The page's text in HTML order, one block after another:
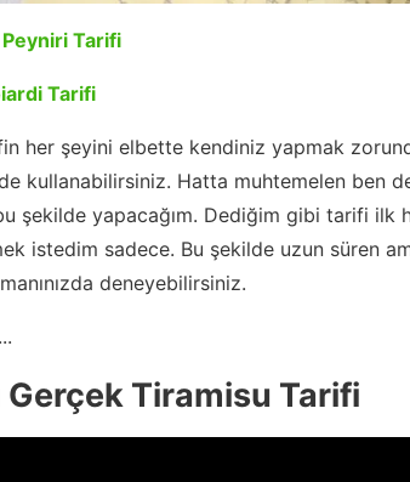
Tarifi
Tarifi
her şeyini elbette kendiniz yapmak
kullanabilirsiniz. Hatta muhtemelen ben
şekilde yapacağım. Dediğim gibi tarifi ilk
istedim sadece. Bu şekilde uzun süren
deneyebilirsiniz.
Tiramisu Tarifi